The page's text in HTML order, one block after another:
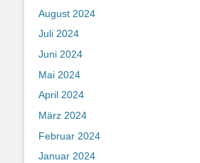
August 2024
Juli 2024
Juni 2024
Mai 2024
April 2024
März 2024
Februar 2024
Januar 2024